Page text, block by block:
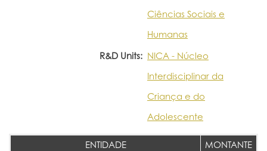
Ciências Sociais e
Humanas
R&D Units: NICA - Núcleo
Interdisciplinar da
Criança e do
Adolescente
ENTIDADE
MONTANTE